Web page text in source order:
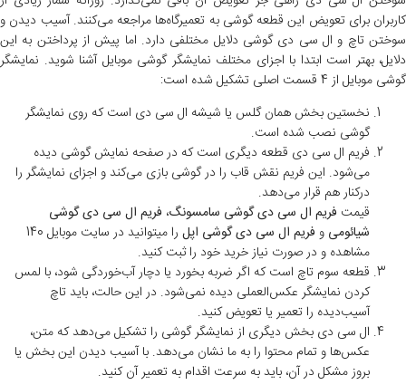
کاربران برای تعویض این قطعه گوشی به تعمیرگاه‌ها مراجعه می‌کنند. آسیب دیدن و
سوختن تاچ و ال سی دی گوشی دلایل مختلفی دارد. اما پیش از پرداختن به این
دلایل، بهتر است ابتدا با اجزای مختلف نمایشگر گوشی موبایل آشنا شوید. نمایشگر
گوشی موبایل از 4 قسمت اصلی تشکیل شده است:
نخستین بخش همان گلس یا شیشه ال سی دی است که روی نمایشگر
گوشی نصب شده است.
فریم ال سی دی قطعه دیگری است که در صفحه نمایش گوشی دیده
می‌شود. این فریم نقش قاب را در گوشی بازی می‌کند و اجزای نمایشگر را
درکنار هم قرار می‌دهد.
قیمت فریم ال سی دی گوشی سامسونگ، فریم ال سی دی گوشی
شیائومی و فریم ال سی دی گوشی اپل
را میتوانید در سایت موبایل 140
مشاهده و در صورت نیاز خرید خود را ثبت کنید.
قطعه سوم تاچ است که اگر ضربه بخورد یا دچار آب‌خوردگی شود، با لمس
کردن نمایشگر عکس‌العملی دیده نمی‌شود. در این حالت، باید تاچ
آسیب‌دیده را تعمیر یا تعویض کنید.
ال سی دی بخش دیگری از نمایشگر گوشی را تشکیل می‌دهد که متن،
عکس‌ها و تمام محتوا را به ما نشان می‌دهد. با آسیب دیدن این بخش یا
بروز مشکل در آن، باید به سرعت اقدام به تعمیر آن کنید.